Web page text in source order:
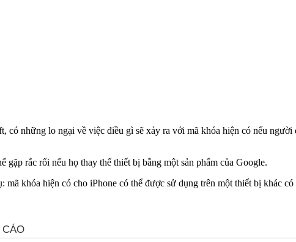
những lo ngại về việc điều gì sẽ xảy ra với mã khóa hiện có nếu người
rắc rối nếu họ thay thế thiết bị bằng một sản phẩm của Google.
khóa hiện có cho iPhone có thể được sử dụng trên một thiết bị khác